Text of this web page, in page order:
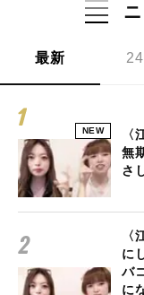
最新
NEW
〈
無
さ
〈
に
バ
に